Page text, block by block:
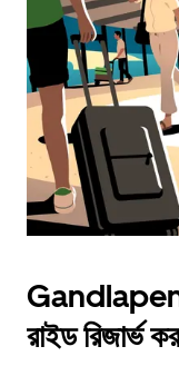
escape
button
close
the
calendar.
রাইড রিজার্ভ